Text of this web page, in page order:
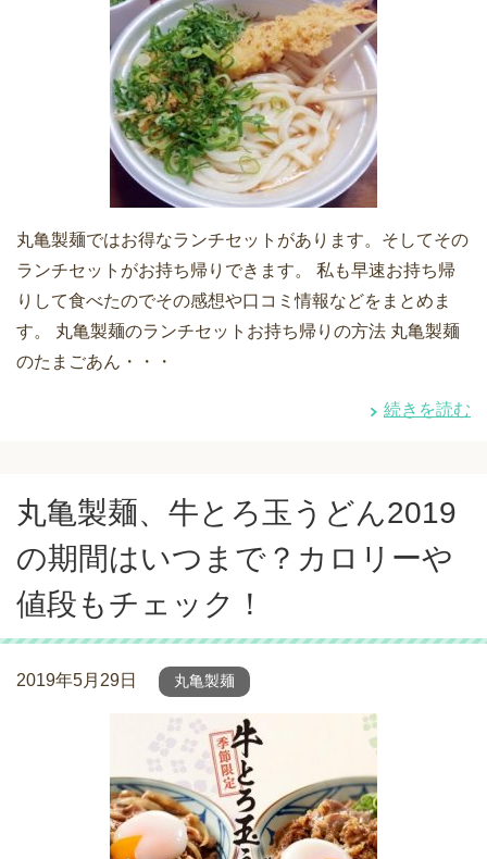
丸亀製麺ではお得なランチセットがあります。そしてその
ランチセットがお持ち帰りできます。 私も早速お持ち帰
りして食べたのでその感想や口コミ情報などをまとめま
す。 丸亀製麺のランチセットお持ち帰りの方法 丸亀製麺
のたまごあん・・・
続きを読む
丸亀製麺、牛とろ玉うどん2019
の期間はいつまで？カロリーや
値段もチェック！
2019年5月29日 丸亀製麺